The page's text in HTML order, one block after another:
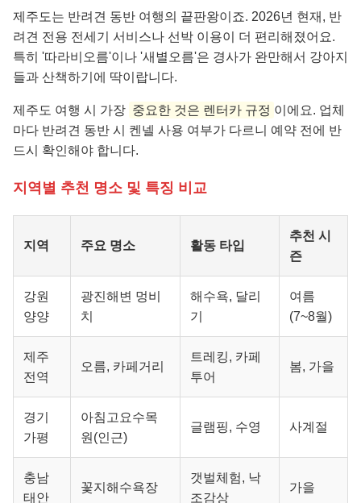
제주도는 반려견 동반 여행의 끝판왕이죠. 2026년 현재, 반
려견 전용 전세기 서비스나 선박 이용이 더 편리해졌어요.
특히 '따라비오름'이나 '새별오름'은 경사가 완만해서 강아지
들과 산책하기에 딱이랍니다.
제주도 여행 시 가장 중요한 것은 렌터카 규정 이에요. 업체
마다 반려견 동반 시 켄넬 사용 여부가 다르니 예약 전에 반
드시 확인해야 합니다.
지역별 추천 명소 및 특징 비교
지역 주요 명소 활동 타입
추천 시
즌
강원
양양
광진해변 멍비
치
해수욕, 달리
기
여름
(7~8월)
제주
전역
오름, 카페거리
트레킹, 카페
투어
봄, 가을
경기
가평
아침고요수목
원(인근)
글램핑, 수영 사계절
충남
태안
꽃지해수욕장
갯벌체험, 낙
조감상
가을